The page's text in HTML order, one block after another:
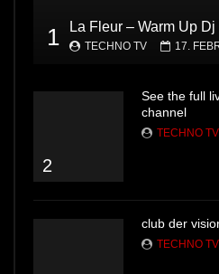
1 TECHNO TV 17.
2
See the full
channel
TECHNO TV
club der
TECHNO TV